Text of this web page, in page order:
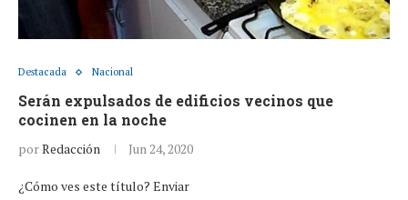
Destacada Nacional
Serán expulsados de edificios vecinos que
cocinen en la noche
porRedacción Jun 24, 2020
¿Cómo ves este título? Enviar